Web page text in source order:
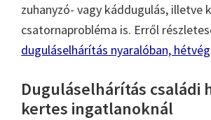
zuhanyzó- vagy káddugulás, illetve
csatornaprobléma is. Erről
duguláselhárítás nyaralóban,
Duguláselhárítás családi
kertes ingatlanoknál